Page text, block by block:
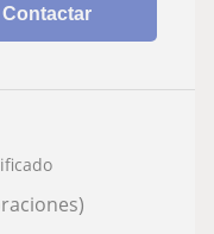
Contactar